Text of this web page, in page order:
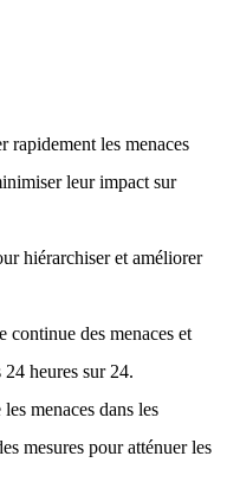
rapidement les menaces
leur impact sur
hiérarchiser et améliorer
continue des menaces et
heures sur 24.
menaces dans les
mesures pour atténuer les